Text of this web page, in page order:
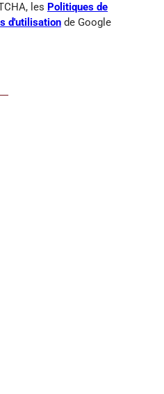
les Politiques de
d'utilisation de Google